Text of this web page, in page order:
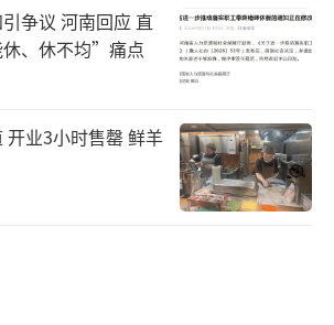
争议 河南回应 直
、休不均”痛点
开业3小时售罄 鲜羊